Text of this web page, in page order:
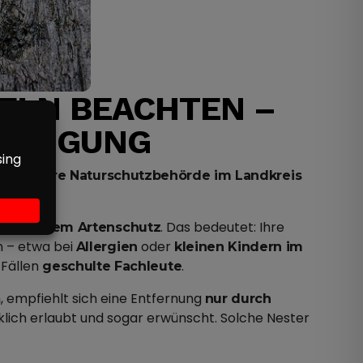
BEACHTEN –
Untere Naturschutzbehörde im Landkreis
Artenschutz. Das bedeutet: Ihre
– etwa bei Allergien oder kleinen Kindern im
geschulte Fachleute.
empfiehlt sich eine Entfernung nur durch
erlaubt und sogar erwünscht. Solche Nester